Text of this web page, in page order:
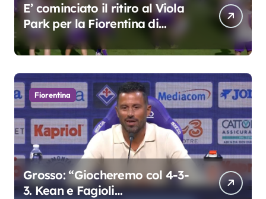
E’ cominciato il ritiro al Viola
Park per la Fiorentina di
Grosso
Fiorentina
Grosso: “Giocheremo col 4-3-
3. Kean e Fagioli